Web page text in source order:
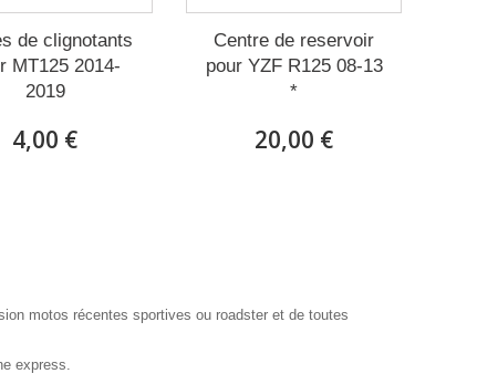
de clignotants
MT125 2014-
2019
4,00 €
Centre de reservoir
pour YZF R125 08-13
*
20,00 €
motos récentes sportives ou roadster et de toutes
express.